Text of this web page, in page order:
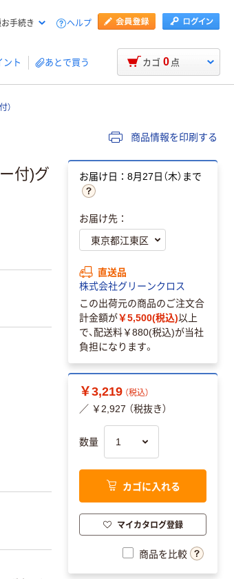
手続き ヘルプ
ント あとで買う カゴ 0 点
）
商品情報を印刷する
付)グ
お届け日：8月27日（木）まで
お届け先：
直送品
株式会社グリーンクロス
この出荷元の商品のご注文合
計金額が￥5,500(税込)以上
で、配送料￥880(税込)が当社
負担になります。
￥3,219 （税込）
／ ￥2,927 （税抜き）
数量
カゴに入れる
マイカタログ登録
商品を比較